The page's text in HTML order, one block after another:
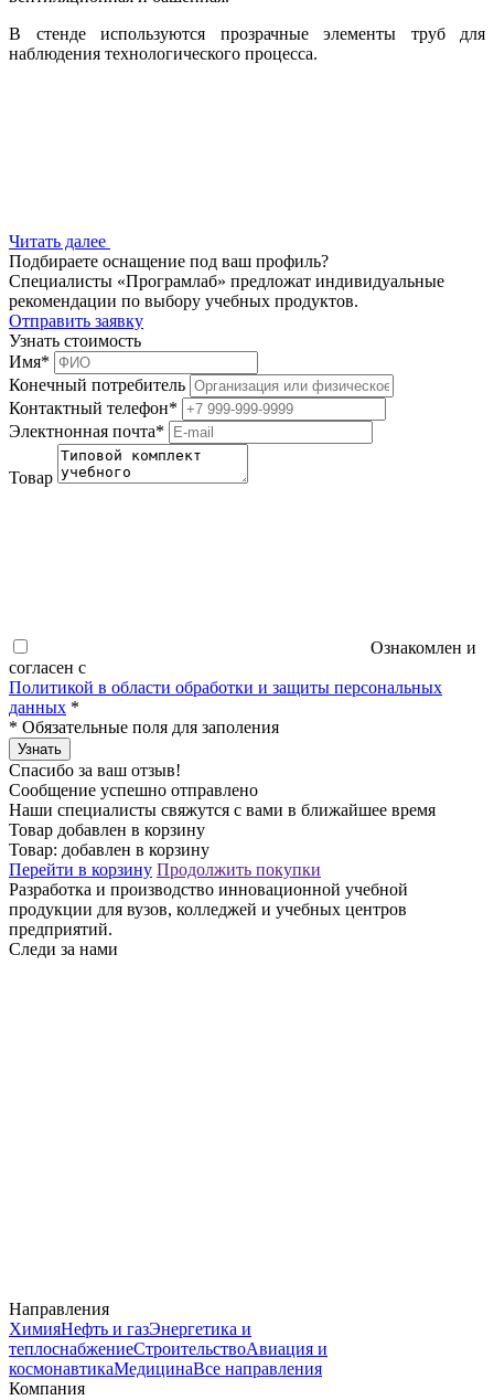
В стенде используются прозрачные элементы труб для
наблюдения технологического процесса.
Читать далее
Подбираете оснащение под ваш профиль?
Специалисты «Програмлаб» предложат индивидуальные
рекомендации по выбору учебных продуктов.
Отправить заявку
Узнать стоимость
Имя*
Конечный потребитель
Контактный телефон*
Электнонная почта*
Товар
Ознакомлен и
согласен с
Политикой в области обработки и защиты персональных
данных *
* Обязательные поля для заполения
Узнать
Спасибо за ваш отзыв!
Сообщение успешно отправлено
Наши специалисты свяжутся с вами в ближайшее время
Товар добавлен в корзину
Товар: добавлен в корзину
Перейти в корзину Продолжить покупки
Разработка и производство инновационной учебной
продукции для вузов, колледжей и учебных центров
предприятий.
Следи за нами
Направления
ХимияНефть и газЭнергетика и
теплоснабжениеСтроительствоАвиация и
космонавтикаМедицинаВсе направления
Компания